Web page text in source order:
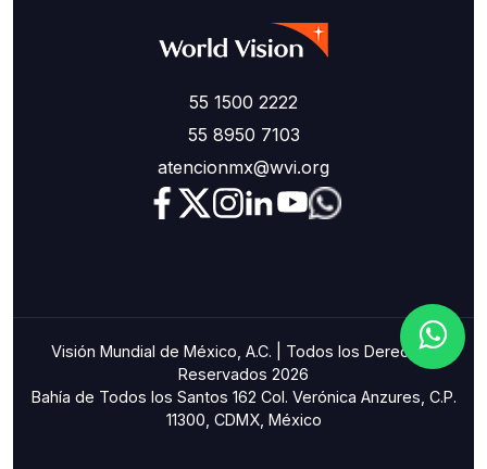
55 1500 2222
55 8950 7103
atencionmx@wvi.org
Visión Mundial de México, A.C. | Todos los Derechos
Reservados 2026
Bahía de Todos los Santos 162 Col. Verónica Anzures, C.P.
11300, CDMX, México